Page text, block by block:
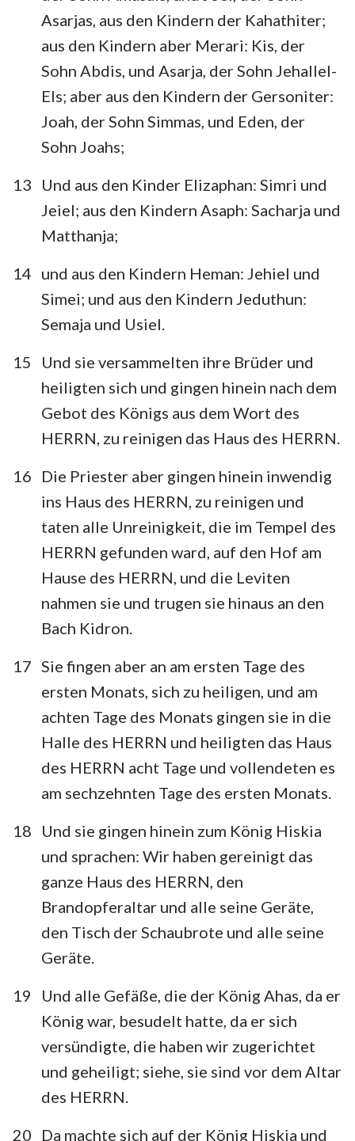
1 2 3 4 5 6 7
Asarjas, aus den Kindern der Kahathiter;
aus den Kindern aber Merari: Kis, der
Sohn Abdis, und Asarja, der Sohn Jehallel-
Els; aber aus den Kindern der Gersoniter:
Joah, der Sohn Simmas, und Eden, der
Sohn Joahs;
13
Und aus den Kinder Elizaphan: Simri und
Jeiel; aus den Kindern Asaph: Sacharja und
Matthanja;
14 und aus den Kindern Heman: Jehiel und
Simei; und aus den Kindern Jeduthun:
Semaja und Usiel.
15
Und sie versammelten ihre Brüder und
heiligten sich und gingen hinein nach dem
Gebot des Königs aus dem Wort des
HERRN, zu reinigen das Haus des HERRN.
16
Die Priester aber gingen hinein inwendig
ins Haus des HERRN, zu reinigen und
taten alle Unreinigkeit, die im Tempel des
HERRN gefunden ward, auf den Hof am
Hause des HERRN, und die Leviten
nahmen sie und trugen sie hinaus an den
Bach Kidron.
17 Sie fingen aber an am ersten Tage des
ersten Monats, sich zu heiligen, und am
achten Tage des Monats gingen sie in die
Halle des HERRN und heiligten das Haus
des HERRN acht Tage und vollendeten es
am sechzehnten Tage des ersten Monats.
18
Und sie gingen hinein zum König Hiskia
und sprachen: Wir haben gereinigt das
ganze Haus des HERRN, den
Brandopferaltar und alle seine Geräte,
den Tisch der Schaubrote und alle seine
Geräte.
19
Und alle Gefäße, die der König Ahas, da er
König war, besudelt hatte, da er sich
versündigte, die haben wir zugerichtet
und geheiligt; siehe, sie sind vor dem Altar
des HERRN.
20
Da machte sich auf der König Hiskia und